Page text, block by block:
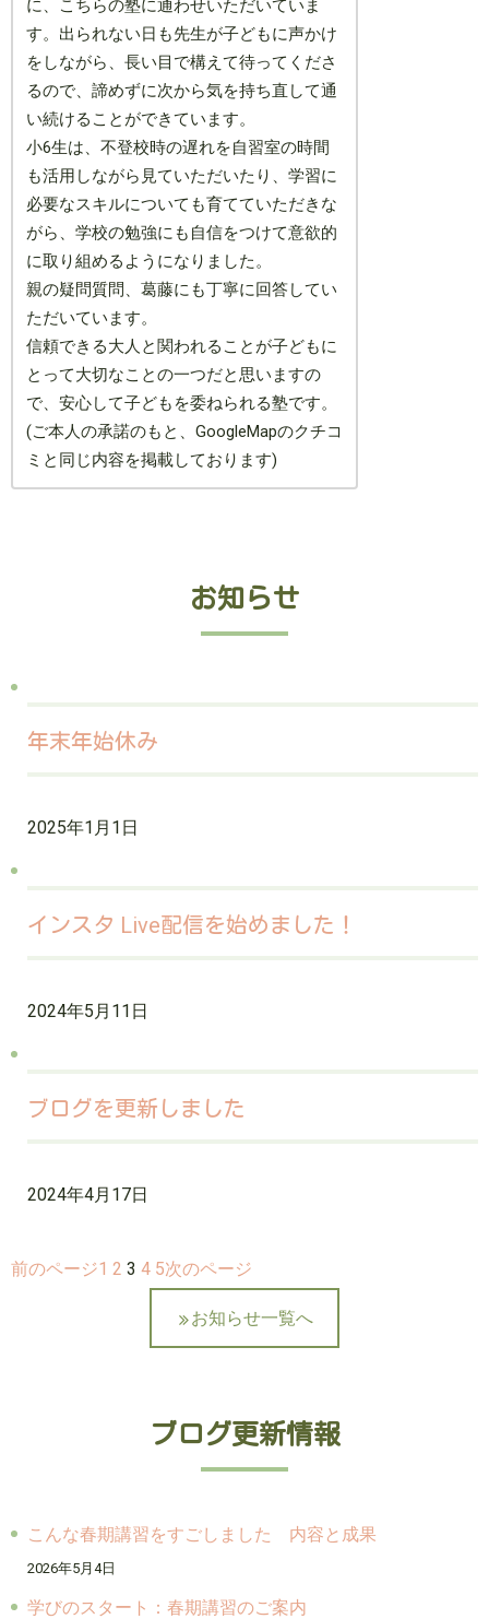
に、こちらの塾に通わせいただいていま
す。出られない日も先生が子どもに声かけ
をしながら、長い目で構えて待ってくださ
るので、諦めずに次から気を持ち直して通
い続けることができています。
小6生は、不登校時の遅れを自習室の時間
も活用しながら見ていただいたり、学習に
必要なスキルについても育てていただきな
がら、学校の勉強にも自信をつけて意欲的
に取り組めるようになりました。
親の疑問質問、葛藤にも丁寧に回答してい
ただいています。
信頼できる大人と関われることが子どもに
とって大切なことの一つだと思いますの
で、安心して子どもを委ねられる塾です。
(ご本人の承諾のもと、GoogleMapのクチコ
ミと同じ内容を掲載しております)
お知らせ
年末年始休み
2025年1月1日
インスタ Live配信を始めました！
2024年5月11日
ブログを更新しました
2024年4月17日
前のページ1 2 3 4 5次のページ
お知らせ一覧へ
ブログ更新情報
こんな春期講習をすごしました 内容と成果
2026年5月4日
学びのスタート：春期講習のご案内